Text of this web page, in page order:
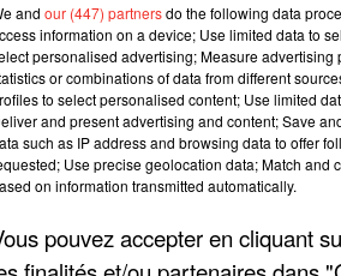
and our (447) partnersdo the following data
information on a device; Use limited data to
personalised advertising; Measure
or combinations of data from different
to select personalised content; Use limited
and present advertising and content; Save
such as IP address and browsing data to offer
Use precise geolocation data; Match and
on information transmitted automatically.
pouvez accepter en cliquant